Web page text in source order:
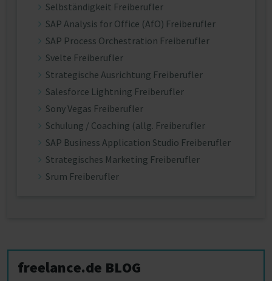
Selbständigkeit Freiberufler
SAP Analysis for Office (AfO) Freiberufler
SAP Process Orchestration Freiberufler
Svelte Freiberufler
Strategische Ausrichtung Freiberufler
Salesforce Lightning Freiberufler
Sony Vegas Freiberufler
Schulung / Coaching (allg. Freiberufler
SAP Business Application Studio Freiberufler
Strategisches Marketing Freiberufler
Srum Freiberufler
freelance.de BLOG